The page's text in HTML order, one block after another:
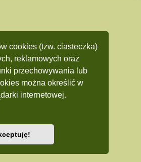
cookies (tzw. ciasteczka)
reklamowych oraz
przechowywania lub
można określić w
internetowej.